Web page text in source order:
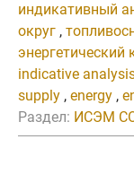
индикативный
округ ,
энергетический
indicative
supply , energy ,
Раздел: ИСЭМ